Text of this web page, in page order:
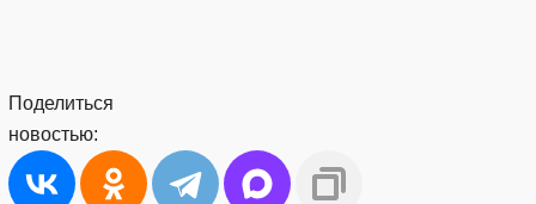
Поделиться
новостью: